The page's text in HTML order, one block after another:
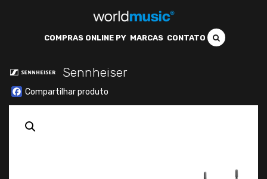
COMPRAS ONLINE PY MARCAS CONTATO
Sennheiser
Facebook